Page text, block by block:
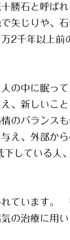
勝石と呼ば
矢じりや、
2千年以上前
の中に眠っ
、新しいこ
のバランス
え、外部か
している人
ています。
の治療に用い